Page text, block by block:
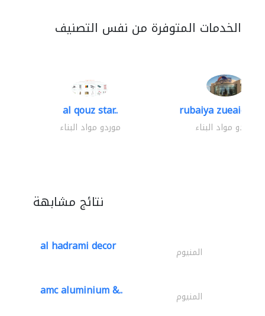
الخدمات المتوفرة من نفس التصنيف
al qouz star..
موردو مواد البناء
rubaiya zueaid
موردو مواد البناء
نتائج مشابهة
al hadrami decor المنيوم
amc aluminium &.. المنيوم